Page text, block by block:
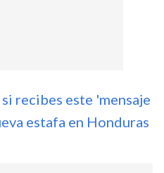
recibes este 'mensaje
estafa en Honduras